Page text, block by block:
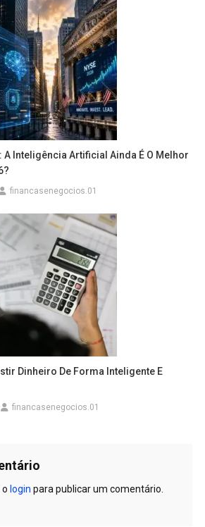
A Inteligência Artificial Ainda É O Melhor
financasenegocios.01
Dinheiro De Forma Inteligente E
financasenegocios.01
login para publicar um comentário.